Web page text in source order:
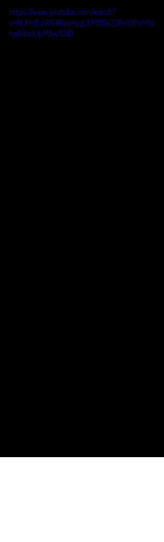
https://www.youtube.com/watch?
v=NLlHdE_rWN4&pp=ygUUYW5uZSBoYXRoYXd
heSBidXJpYWw%3D